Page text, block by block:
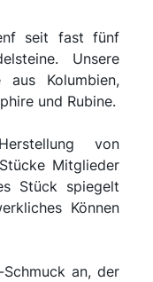
seit fast fünf
Unsere
aus Kolumbien,
und Rubine.
von
Mitglieder
Stück spiegelt
Können
an, der